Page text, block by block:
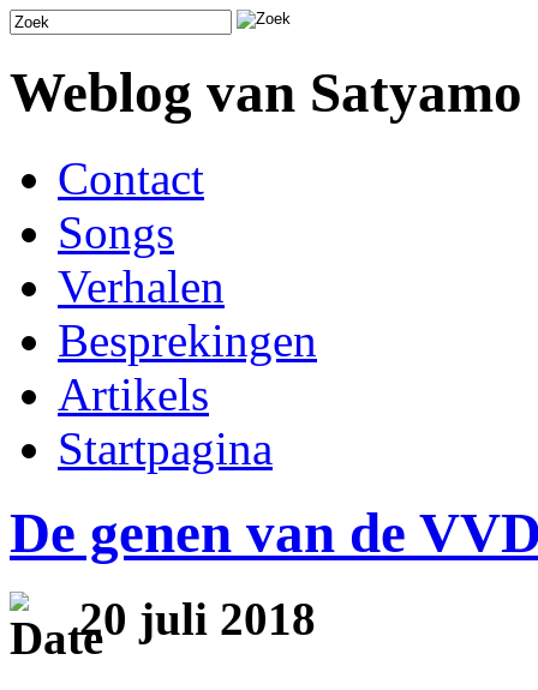
Weblog van Satyamo
Contact
Songs
Verhalen
Besprekingen
Artikels
Startpagina
De genen van de
20 juli 2018